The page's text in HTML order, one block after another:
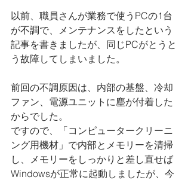
以前、職員さんが業務で使うPCの1台
が不調で、メンテナンスをしたという
記事を書きましたが、同じPCがとうと
う故障してしまいました。
前回の不調原因は、内部の基盤、冷却
ファン、電源ユニットに塵が付着した
からでした。
ですので、「コンピュータークリーニ
ング用機材」で内部とメモリーを清掃
し、メモリーをしっかりと差し直せば
Windowsが正常に起動しましたが、今